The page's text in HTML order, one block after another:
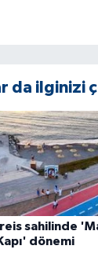
da ilginizi
sahilinde
dönemi